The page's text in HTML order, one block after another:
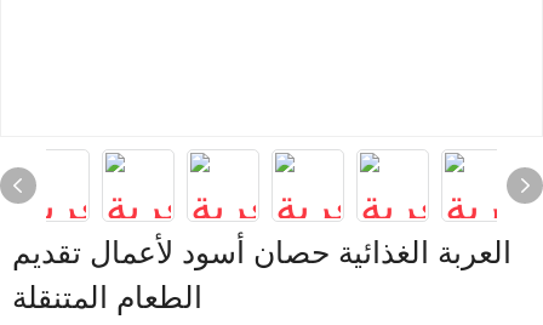
العربة الغذائية حصان أسود لأعمال تقديم
الطعام المتنقلة